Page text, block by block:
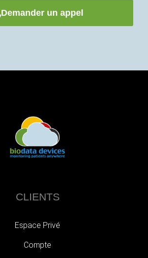
Demander un appel
CLIENTS
Espace Privé
Compte